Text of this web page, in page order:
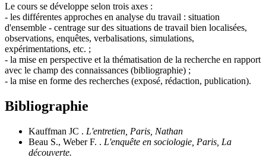
Le cours se développe selon trois axes :
- les différentes approches en analyse du travail : situation
d'ensemble - centrage sur des situations de travail bien localisées,
observations, enquêtes, verbalisations, simulations,
expérimentations, etc. ;
- la mise en perspective et la thématisation de la recherche en rapport
avec le champ des connaissances (bibliographie) ;
- la mise en forme des recherches (exposé, rédaction, publication).
Bibliographie
Kauffman JC . L'entretien, Paris, Nathan
Beau S., Weber F. . L'enquête en sociologie, Paris, La
découverte.